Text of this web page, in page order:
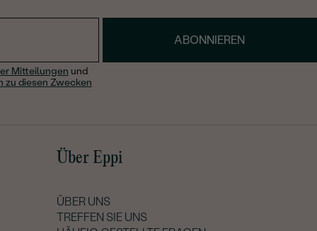
anderen Edelsteinen.
Die
Schaffen.
ABONNIEREN
Mitteilungen und
zu diesen Zwecken
Über Eppi
ÜBER UNS
TREFFEN SIE UNS